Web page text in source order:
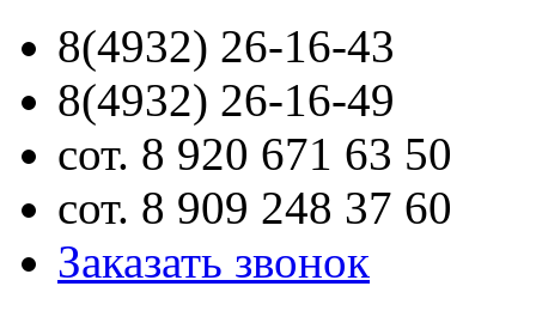
8(4932) 26-16-43
8(4932) 26-16-49
сот. 8 920 671 63 50
сот. 8 909 248 37 60
Заказать звонок